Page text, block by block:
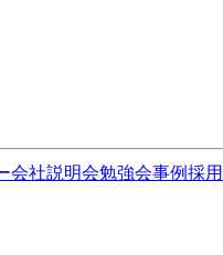
会社説明会勉強会事例採用